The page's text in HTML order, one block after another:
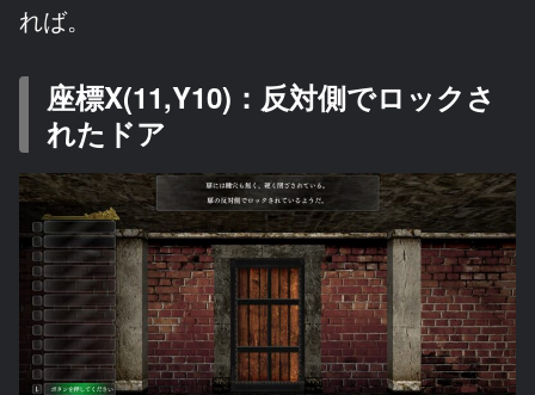
れば。
座標X(11,Y10)：反対側でロックさ
れたドア